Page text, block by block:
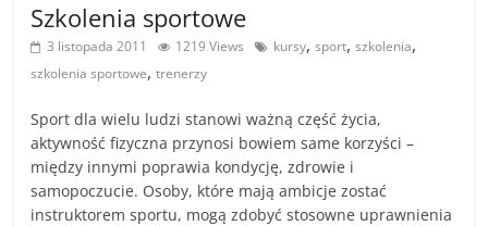
n
f
r
e
n
c
Szkolenia sportowe
3 listopada 2011 1219 Views kursy,sport,szkolenia,
szkolenia sportowe,trenerzy
Sport dla wielu ludzi stanowi ważną część życia,
aktywność fizyczna przynosi bowiem same korzyści –
między innymi poprawia kondycję, zdrowie i
samopoczucie. Osoby, które mają ambicje zostać
instruktorem sportu, mogą zdobyć stosowne uprawnienia